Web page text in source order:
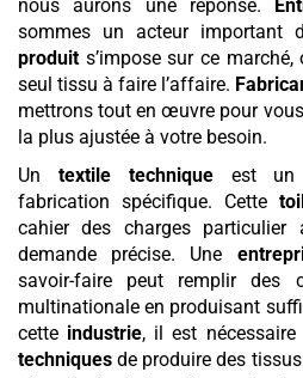
nous aurons une réponse.
sommes un acteur important
produit s’impose sur ce marché,
seul tissu à faire l’affaire.
mettrons tout en œuvre pour
la plus ajustée à votre besoin.
Un textile techniqueest un
fabrication spécifique. Cette
cahier des charges
demande précise. Une
savoir-faire peut remplir des
multinationale en produisant
cette industrie, il est nécessaire
techniques de produire des